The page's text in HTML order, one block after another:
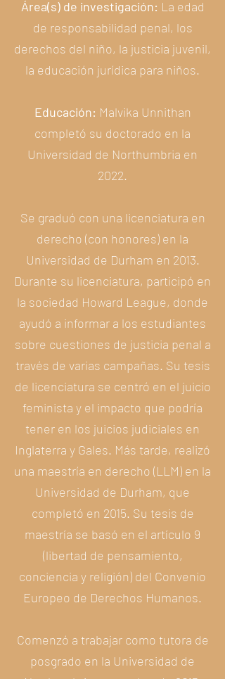
Área(s) de investigación: La edad
de responsabilidad penal, los
derechos del niño, la justicia juvenil,
la educación jurídica para niños.
Educación: Malvika Unnithan
completó su doctorado en la
Universidad de Northumbria en
2022.
Se graduó con una licenciatura en
derecho (con honores) en la
Universidad de Durham en 2013.
Durante su licenciatura, participó en
la sociedad Howard League, donde
ayudó a informar a los estudiantes
sobre cuestiones de justicia penal a
través de varias campañas. Su tesis
de licenciatura se centró en el juicio
feminista y el impacto que podría
tener en los juicios judiciales en
Inglaterra y Gales. Más tarde, realizó
una maestría en derecho (LLM) en la
Universidad de Durham, que
completó en 2015. Su tesis de
maestría se basó en el artículo 9
(libertad de pensamiento,
conciencia y religión) del Convenio
Europeo de Derechos Humanos.
Comenzó a trabajar como tutora de
posgrado en la Universidad de